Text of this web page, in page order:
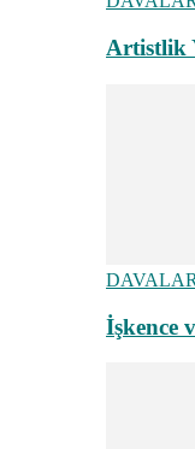
Artistlik
DAVALAR
İşkence